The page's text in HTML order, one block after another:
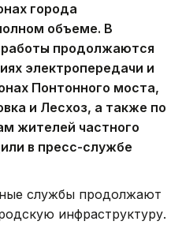
города
объеме. В
продолжаются
электропередачи и
Понтонного моста,
и Лесхоз, а также по
жителей частного
в пресс-службе
службы продолжают
инфраструктуру.